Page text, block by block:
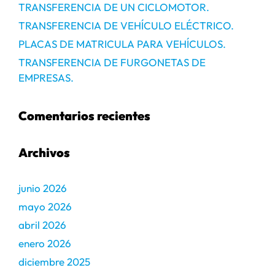
TRANSFERENCIA DE UN CICLOMOTOR.
TRANSFERENCIA DE VEHÍCULO ELÉCTRICO.
PLACAS DE MATRICULA PARA VEHÍCULOS.
TRANSFERENCIA DE FURGONETAS DE
EMPRESAS.
Comentarios recientes
Archivos
junio 2026
mayo 2026
abril 2026
enero 2026
diciembre 2025